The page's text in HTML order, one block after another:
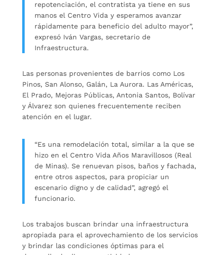
repotenciación, el contratista ya tiene en sus
manos el Centro Vida y esperamos avanzar
rápidamente para beneficio del adulto mayor”,
expresó Iván Vargas, secretario de
Infraestructura.
Las personas provenientes de barrios como Los
Pinos, San Alonso, Galán, La Aurora. Las Américas,
El Prado, Mejoras Públicas, Antonia Santos, Bolívar
y Álvarez son quienes frecuentemente reciben
atención en el lugar.
“Es una remodelación total, similar a la que se
hizo en el Centro Vida Años Maravillosos (Real
de Minas). Se renuevan pisos, baños y fachada,
entre otros aspectos, para propiciar un
escenario digno y de calidad”, agregó el
funcionario.
Los trabajos buscan brindar una infraestructura
apropiada para el aprovechamiento de los servicios
y brindar las condiciones óptimas para el